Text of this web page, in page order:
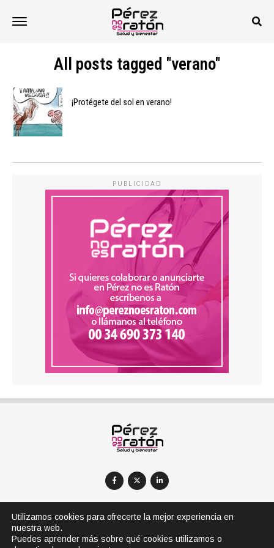
All posts tagged "verano"
¡Protégete del sol en verano!
PUBLICIDAD
AVISOS LEGALES
POLÍTICA DE COOKIES
Utilizamos cookies para ofrecerte la mejor experiencia en
nuestra web.
Puedes aprender más sobre qué cookies utilizamos o